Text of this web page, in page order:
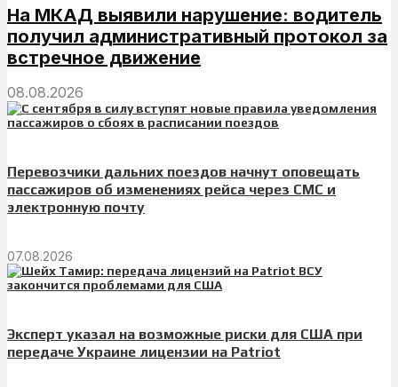
На МКАД выявили нарушение: водитель
получил административный протокол за
встречное движение
08.08.2026
Перевозчики дальних поездов начнут оповещать
пассажиров об изменениях рейса через СМС и
электронную почту
07.08.2026
Эксперт указал на возможные риски для США при
передаче Украине лицензии на Patriot